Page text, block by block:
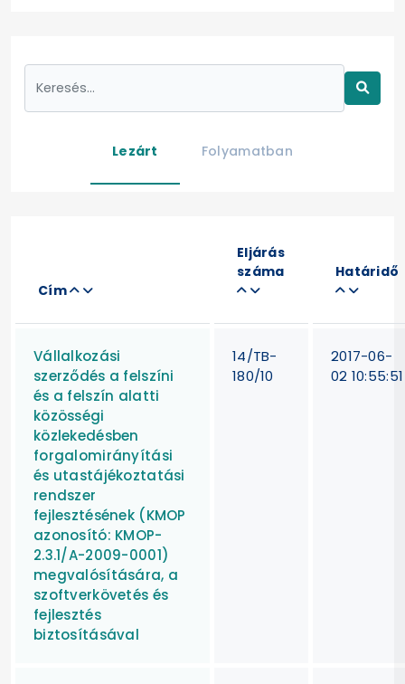
Lezárt Folyamatban
Cím
Eljárás
száma
Határidő
Vállalkozási
szerződés a felszíni
és a felszín alatti
közösségi
közlekedésben
forgalomirányítási
és utastájékoztatási
rendszer
fejlesztésének (KMOP
azonosító: KMOP-
2.3.1/A-2009-0001)
megvalósítására, a
szoftverkövetés és
fejlesztés
biztosításával
14/TB-
180/10
2017-06-
02 10:55:51